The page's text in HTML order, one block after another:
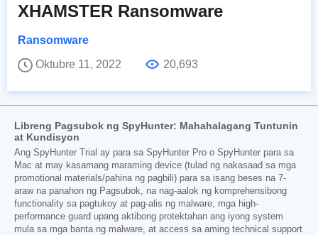
XHAMSTER Ransomware
Ransomware
Oktubre 11, 2022
20,693
Libreng Pagsubok ng SpyHunter: Mahahalagang Tuntunin
at Kundisyon
Ang SpyHunter Trial ay para sa SpyHunter Pro o SpyHunter para sa
Mac at may kasamang maraming device (tulad ng nakasaad sa mga
promotional materials/pahina ng pagbili) para sa isang beses na 7-
araw na panahon ng Pagsubok, na nag-aalok ng komprehensibong
functionality sa pagtukoy at pag-alis ng malware, mga high-
performance guard upang aktibong protektahan ang iyong system
mula sa mga banta ng malware, at access sa aming technical support